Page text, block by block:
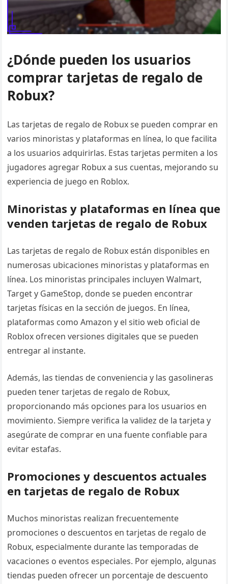
¿Dónde pueden los usuarios
comprar tarjetas de regalo de
Robux?
Las tarjetas de regalo de Robux se pueden comprar en
varios minoristas y plataformas en línea, lo que facilita
a los usuarios adquirirlas. Estas tarjetas permiten a los
jugadores agregar Robux a sus cuentas, mejorando su
experiencia de juego en Roblox.
Minoristas y plataformas en línea que
venden tarjetas de regalo de Robux
Las tarjetas de regalo de Robux están disponibles en
numerosas ubicaciones minoristas y plataformas en
línea. Los minoristas principales incluyen Walmart,
Target y GameStop, donde se pueden encontrar
tarjetas físicas en la sección de juegos. En línea,
plataformas como Amazon y el sitio web oficial de
Roblox ofrecen versiones digitales que se pueden
entregar al instante.
Además, las tiendas de conveniencia y las gasolineras
pueden tener tarjetas de regalo de Robux,
proporcionando más opciones para los usuarios en
movimiento. Siempre verifica la validez de la tarjeta y
asegúrate de comprar en una fuente confiable para
evitar estafas.
Promociones y descuentos actuales
en tarjetas de regalo de Robux
Muchos minoristas realizan frecuentemente
promociones o descuentos en tarjetas de regalo de
Robux, especialmente durante las temporadas de
vacaciones o eventos especiales. Por ejemplo, algunas
tiendas pueden ofrecer un porcentaje de descuento